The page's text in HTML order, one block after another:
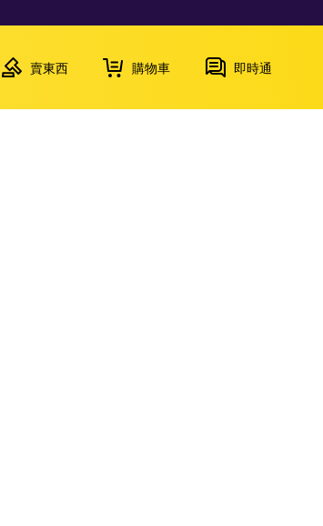
賣東西 購物車 即時通